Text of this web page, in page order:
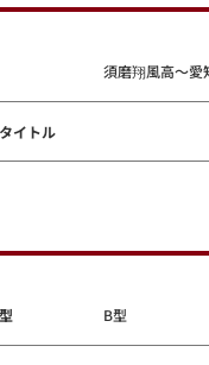
須磨翔風高～
イトル
B型